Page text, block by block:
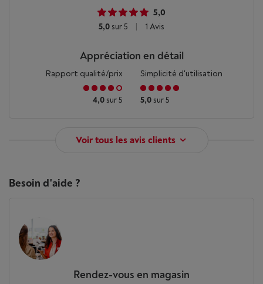
5,0
5,0 sur 5 1 Avis
Appréciation en détail
Rapport qualité/prix
4,0 sur 5
Simplicité d'utilisation
5,0 sur 5
Voir tous les avis clients
Besoin d'aide ?
Rendez-vous en magasin